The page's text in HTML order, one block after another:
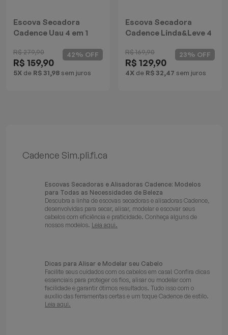
Escova Secadora
Cadence Uau 4 em 1
R$ 279,90
R$ 159,90
5X de R$ 31,98 sem juros
42% OFF
Escova Secadora
Cadence Linda&Leve 4
R$ 169,90
R$ 129,90
4X de R$ 32,47 sem juros
23% OFF
Cadence Sim.pli.fi.ca
Escovas Secadoras e Alisadoras Cadence: Modelos
para Todas as Necessidades de Beleza
Descubra a linha de escovas secadoras e alisadoras Cadence,
desenvolvidas para secar, alisar, modelar e escovar seus
cabelos com eficiência e praticidade. Conheça alguns de
nossos modelos. Leia aqui.
Dicas para Alisar e Modelar seu Cabelo
Facilite seus cuidados com os cabelos em casa! Confira dicas
essenciais para proteger os fios, alisar ou modelar com
facilidade e garantir ótimos resultados. Tudo isso com o
auxílio das ferramentas certas e um toque Cadence de estilo.
Leia aqui.